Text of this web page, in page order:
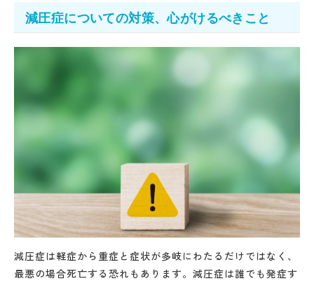
減圧症についての対策、心がけるべきこと
減圧症は軽症から重症と症状が多岐にわたるだけではなく、
最悪の場合死亡する恐れもあります。減圧症は誰でも発症す